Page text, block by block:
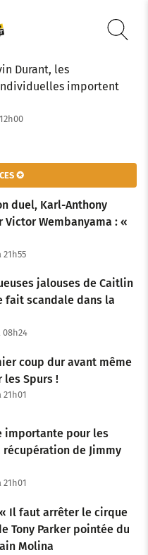
Durant, les
importent
✪
duel, Karl-Anthony
Victor Wembanyama : «
jalouses de Caitlin
fait scandale dans la
08h24
coup dur avant même
les Spurs !
importante pour les
de Jimmy
« Il faut arrêter le cirque
Tony Parker pointée du
Molina